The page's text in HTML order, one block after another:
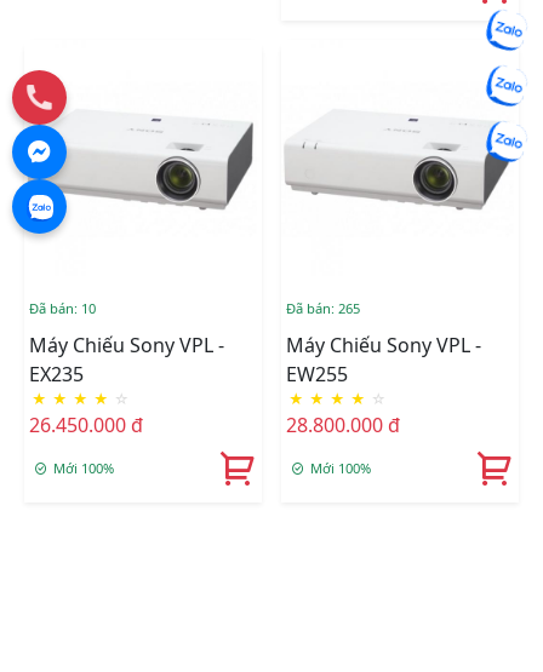
Đã bán: 10
Máy Chiếu Sony VPL -
EX235
★ ★ ★ ★ ☆
26.450.000 đ
Mới 100%
Đã bán: 265
Máy Chiếu Sony VPL -
EW255
★ ★ ★ ★ ☆
28.800.000 đ
Mới 100%